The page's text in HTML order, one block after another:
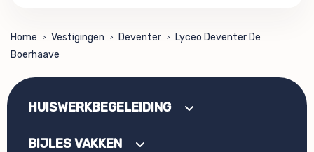
Home > Vestigingen > Deventer >
Lyceo Deventer De
Boerhaave
HUISWERKBEGELEIDING
BIJLES VAKKEN